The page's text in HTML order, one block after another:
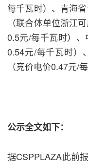
每千瓦时）、青海
（联合体单位浙江
0.5元/每千瓦时）
0.54元/每千瓦时）
（竞价电价0.47元/
公示全文如下：
据CSPPLAZA此前